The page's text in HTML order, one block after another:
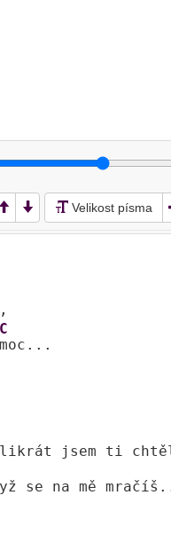
Velikost písma
C
moc...
jsem ti
se na mě